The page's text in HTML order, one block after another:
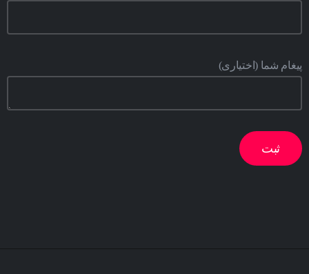
پیغام شما (اختیاری)